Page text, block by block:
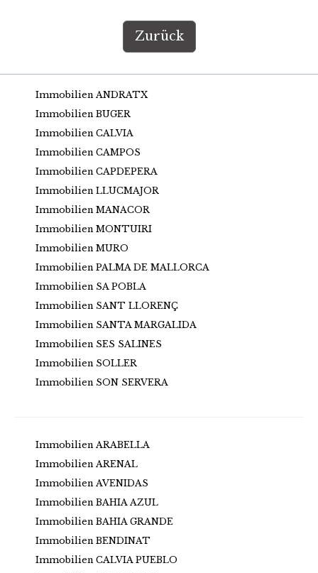
Zurück
Immobilien ANDRATX
Immobilien BUGER
Immobilien CALVIA
Immobilien CAMPOS
Immobilien CAPDEPERA
Immobilien LLUCMAJOR
Immobilien MANACOR
Immobilien MONTUIRI
Immobilien MURO
Immobilien PALMA DE MALLORCA
Immobilien SA POBLA
Immobilien SANT LLORENÇ
Immobilien SANTA MARGALIDA
Immobilien SES SALINES
Immobilien SOLLER
Immobilien SON SERVERA
Immobilien ARABELLA
Immobilien ARENAL
Immobilien AVENIDAS
Immobilien BAHIA AZUL
Immobilien BAHIA GRANDE
Immobilien BENDINAT
Immobilien CALVIA PUEBLO